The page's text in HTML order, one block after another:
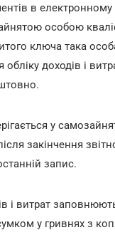
в електронному
особою
ключа така
обліку доходів і
у
закінчення
запис.
і витрат
у гривнях з